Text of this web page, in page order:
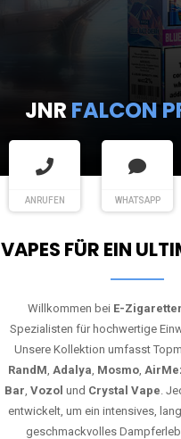
JNR FALCON
ANRUFEN WHATSAPP
FÜR EIN
Willkommen bei E-
Spezialisten für hochwertige
Unsere Kollektion umfasst
RandM, Adalya, Mosmo,
Bar, Vozol und Crystal Vape.
entwickelt, um ein intensives,
geschmackvolles